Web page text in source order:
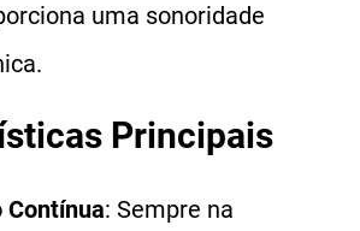
uma sonoridade
Principais
Contínua: Sempre na